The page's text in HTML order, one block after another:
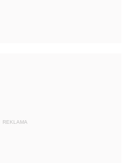
REKLAMA